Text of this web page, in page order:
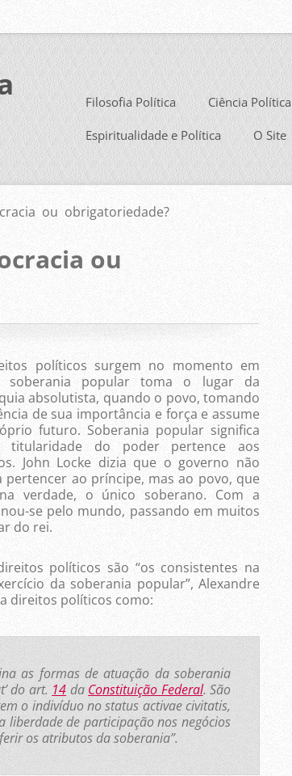
Filosofia Política Ciência Política
Espiritualidade e Política O Site
ou obrigatoriedade?
ou
políticos surgem no momento em
popular toma o lugar da
absolutista, quando o povo, tomando
de sua importância e força e assume
futuro. Soberania popular significa
titularidade do poder pertence aos
John Locke dizia que o governo não
pertencer ao príncipe, mas ao povo, que
verdade, o único soberano. Com a
se pelo mundo, passando em muitos
do rei.
políticos são “os consistentes na
da soberania popular”, Alexandre
direitos políticos como:
as formas de atuação da soberania
do art. 14 da Constituição Federal. São
o indivíduo no status activae civitatis,
liberdade de participação nos negócios
os atributos da soberania”.